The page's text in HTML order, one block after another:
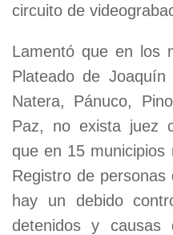
circuito de
Lamentó que en los
Plateado de
Natera, Pánuco,
Paz, no exista juez
que en 15
Registro de
hay un debido
detenidos y causas